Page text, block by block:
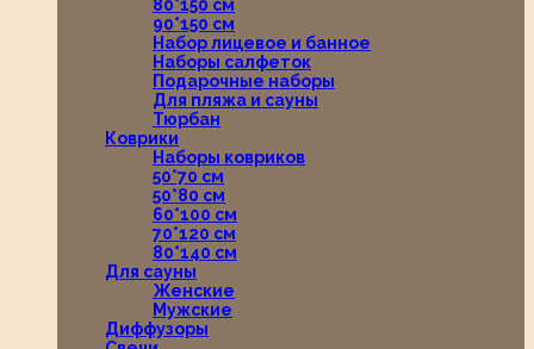
80*150 см
90*150 см
Набор лицевое и банное
Наборы салфеток
Подарочные наборы
Для пляжа и сауны
Тюрбан
Коврики
Наборы ковриков
50*70 см
50*80 см
60*100 см
70*120 см
80*140 см
Для сауны
Женские
Мужские
Диффузоры